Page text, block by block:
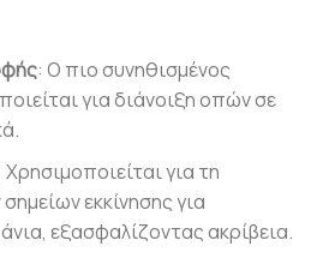
: Ο πιο συνηθισμένος
για διάνοιξη οπών σε
Χρησιμοποιείται για τη
εκκίνησης για
εξασφαλίζοντας ακρίβεια.